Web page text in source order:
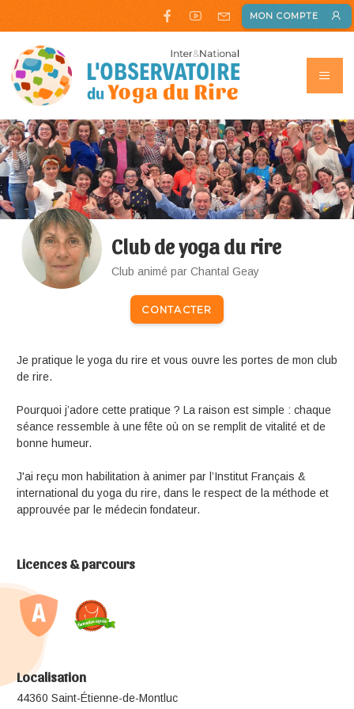
MON COMPTE
Club de yoga du rire
Club animé par Chantal Geay
CONTACTER
Je pratique le yoga du rire et vous ouvre les portes de mon club
de rire.
Pourquoi j’adore cette pratique ? La raison est simple : chaque
séance ressemble à une fête où on se remplit de vitalité et de
bonne humeur.
J'ai reçu mon habilitation à animer par l’Institut Français &
international du yoga du rire, dans le respect de la méthode et
approuvée par le médecin fondateur.
Licences & parcours
Localisation
44360 Saint-Étienne-de-Montluc